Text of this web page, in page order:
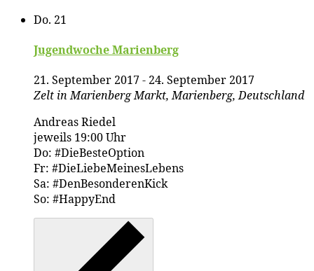
Do. 21
Ju­gend­wo­che Marienberg
21. September 2017- 24. September 2017
Zelt in MarienbergMarkt, Marienberg, Deutschland
Andreas Riedel
jeweils 19:00 Uhr
Do: #DieBesteOption
Fr: #DieLiebeMeinesLebens
Sa: #DenBesonderenKick
So: #HappyEnd